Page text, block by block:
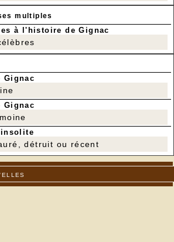
multiples
à l'histoire de Gignac
Gignac
Gignac
détruit ou récent